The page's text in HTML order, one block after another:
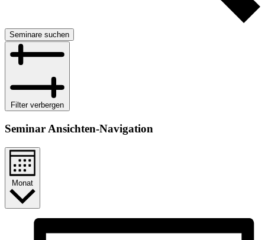
Seminare suchen
Filter verbergen
Seminar Ansichten-Navigation
Monat